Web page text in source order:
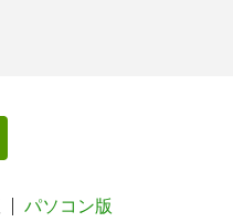
パソコン版